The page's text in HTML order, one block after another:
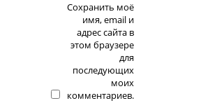
Сохранить моё
имя, email и
адрес сайта в
этом браузере
для
последующих
моих
комментариев.